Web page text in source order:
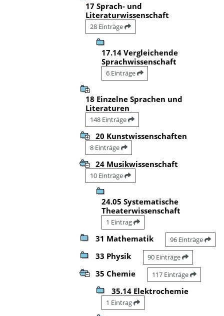
17 Sprach- und
Literaturwissenschaft
28 Einträge
17.14 Vergleichende
Sprachwissenschaft
6 Einträge
18 Einzelne Sprachen und
Literaturen
148 Einträge
20 Kunstwissenschaften
8 Einträge
24 Musikwissenschaft
10 Einträge
24.05 Systematische
Theaterwissenschaft
1 Eintrag
31 Mathematik 96 Einträge
33 Physik 90 Einträge
35 Chemie 117 Einträge
35.14 Elektrochemie
1 Eintrag